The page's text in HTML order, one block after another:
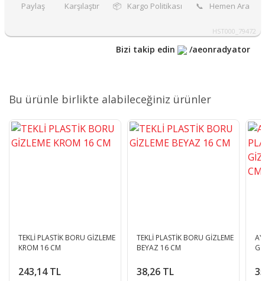
Paylaş Karşılaştır 📦 Kargo Politikası 📞 Hemen Ara
HST000_79472
Bizi takip edin /aeonradyator
Bu ürünle birlikte alabileceğiniz ürünler
TEKLİ PLASTİK BORU GİZLEME
KROM 16 CM
243,14 TL
TEKLİ PLASTİK BORU GİZLEME
BEYAZ 16 CM
38,26 TL